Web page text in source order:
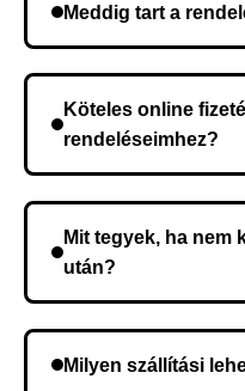
Meddig tart a
kerül, és ez az
Köteles online
rendeléseimhez?
Mit tegyek, ha nem
után?
meg a rendelést.
Milyen szállítási